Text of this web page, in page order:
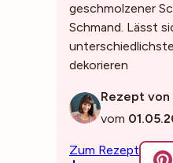
geschmolzener
Schmand. Lässt
dekorieren
Rezept von
vom
Zum Rezept